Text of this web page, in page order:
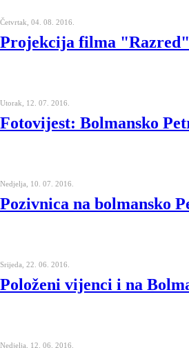
Četvrtak, 04. 08. 2016.
Projekcija filma
Utorak, 12. 07. 2016.
Fotovijest: Bolmansko
Nedjelja, 10. 07. 2016.
Pozivnica na bolmansko
Srijeda, 22. 06. 2016.
Položeni vijenci i na
Nedjelja, 12. 06. 2016.